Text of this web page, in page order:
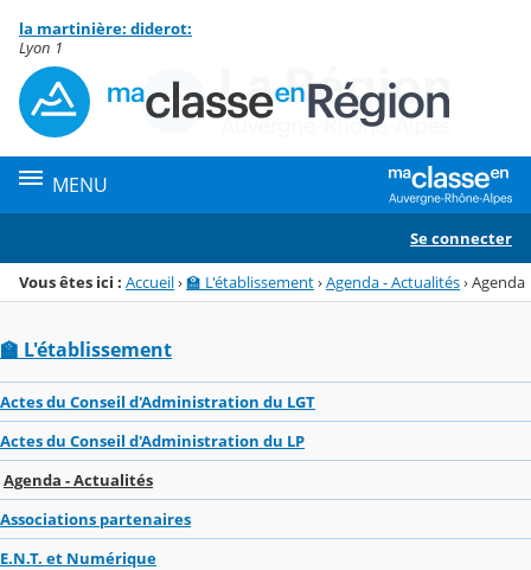
Menu de la rubrique
Contenu
la martinière: diderot:
Lyon 1
MENU
Se connecter
Vous êtes ici : Accueil›🏫 L'établissement›Agenda - Actualités›Agenda
🏫 L'établissement
Actes du Conseil d'Administration du LGT
Actes du Conseil d'Administration du LP
Agenda - Actualités
Associations partenaires
E.N.T. et Numérique